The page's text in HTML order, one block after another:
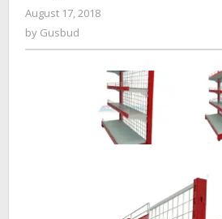
August 17, 2018
by Gusbud